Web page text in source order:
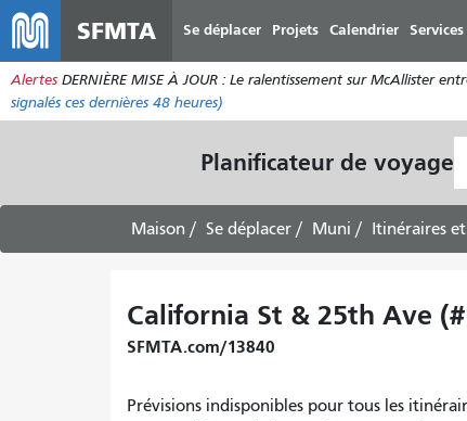
SFMTA Se déplacer Projets Calendrier Services
Alertes DERNIÈRE MISE À JOUR : Le ralentissement sur McAllister
signalés ces dernières 48 heures)
Planificateur de voyage
Maison Se déplacer Muni Itinéraires
California St & 25th Ave
SFMTA.com/13840
Prévisions indisponibles pour tous les